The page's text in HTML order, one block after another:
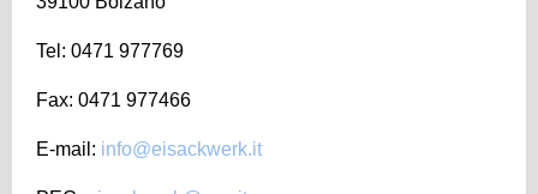
Tel: 0471 977769
Fax: 0471 977466
E-mail: info@eisackwerk.it